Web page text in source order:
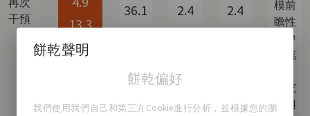
干預
13.3
36.1 2.4 2.4
模前
瞻性
多中
心臨
研究
可用
餅乾聲明
餅乾偏好
我們使用我們自己和第三方Cookie進行分析，並根據您的瀏